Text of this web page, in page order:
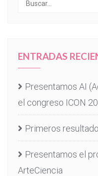
ENTRADAS
Presentamos AI
el congreso ICON
Primeros
Presentamos el
ArteCiencia